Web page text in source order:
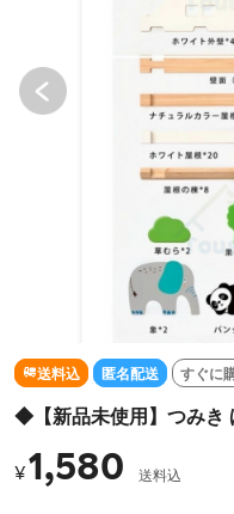
送料込 匿名配送 すぐに
◆【新品未使用】つみき
¥1,580 送料込